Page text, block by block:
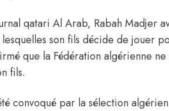
qatari Al Arab, Rabah Madjer
son fils décide de jouer
que la Fédération algérienne ne
fils.
convoqué par la sélection